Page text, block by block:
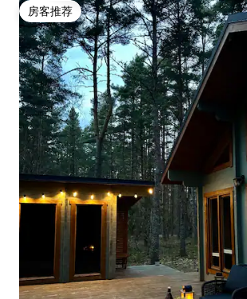
房客推荐
房客推荐